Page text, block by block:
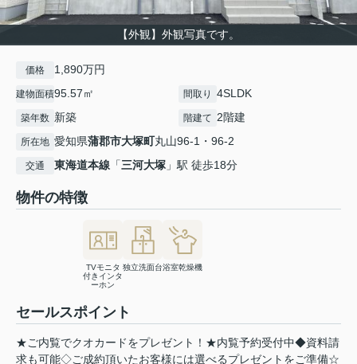
【外観】外観写真です。
価格 1,890万円
建物面積95.57㎡ 間取り 4SLDK
築年数 新築 階建て 2階建
所在地 愛知県蒲郡市大塚町丸山96-1・96-2
交通 東海道本線 「三河大塚 」駅 徒歩18分
物件の特徴
TVモニタ
付きインタ
ーホン
独立洗面台浴室乾燥機
セールスポイント
★ご内覧でクオカードをプレゼント！★内覧予約受付中◆資料請
求も可能◇ご成約頂いたお客様には選べるプレゼントをご準備☆